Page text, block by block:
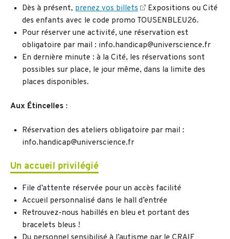
Dès à présent,prenez vos billets
Expositions ou Cité
des enfants avec le code promo TOUSENBLEU26.
Pour réserver une activité, une réservation est
obligatoire par mail : info.handicap@universcience.fr
En dernière minute : à la Cité, les réservations sont
possibles sur place, le jour même, dans la limite des
places disponibles.
Aux Étincelles :
Réservation des ateliers obligatoire par mail :
info.handicap@universcience.fr
Un accueil privilégié
File d’attente réservée pour un accès facilité
Accueil personnalisé dans le hall d’entrée
Retrouvez-nous habillés en bleu et portant des
bracelets bleus !